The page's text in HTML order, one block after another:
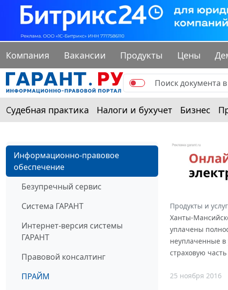
Компания Вакансии Продукты Цены
Судебная практика Налоги и бухучет Бизнес
Информационно-правовое
обеспечение
Безупречный сервис
Система ГАРАНТ
Интернет-версия системы
ГАРАНТ
Правовой консалтинг
ПРАЙМ
Продукты и
Ханты-
уплачены
неуплаченные в
страховую
25 ноября 2016